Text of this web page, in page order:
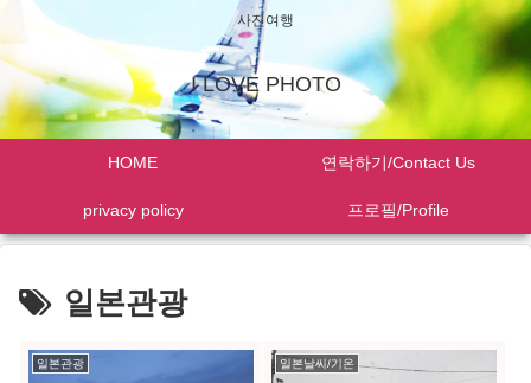
사진여행
I LOVE PHOTO
HOME 연락하기/Contact Us
privacy policy 프로필/Profile
일본관광
일본관광 일본날씨/기온